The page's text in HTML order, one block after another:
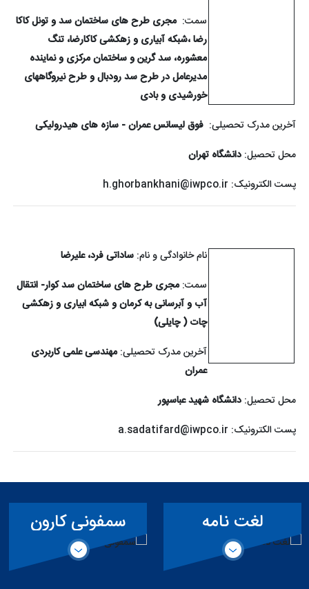
سمت: مجری طرح های ساختمان سد و تونل کاکا
رضا ،شبکه آبیاری و زهکشی کاکارضا، تنگ
معشوره، سد گرین و ساختمان مرکزی و نماینده
مدیرعامل در طرح سد رودبال و طرح نیروگاههای
خورشیدی و بادی
آخرین مدرک تحصیلی:فوق لیسانس عمران - سازه های هیدرولیکی
محل تحصیل:دانشگاه تهران
پست الکترونیک: h.ghorbankhani@iwpco.ir
نام خانوادگی و نام:ساداتی فرد، علیرضا
سمت:مجری طرح های ساختمان سد کوار- انتقال
آب و آبرسانی به کرمان و شبکه ابیاری و زهکشی
چات ( چایلی)
آخرین مدرک تحصیلی:مهندسی علمی کاربردی
عمران
محل تحصیل:دانشگاه شهید عباسپور
پست الکترونیک: a.sadatifard@iwpco.ir
سمفونی کارون ویژه خبرنگاران